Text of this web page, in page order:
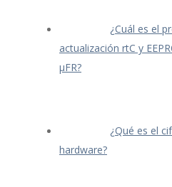
¿Cuál es el
actualización rtC y
μFR?
¿Qué es el
hardware?